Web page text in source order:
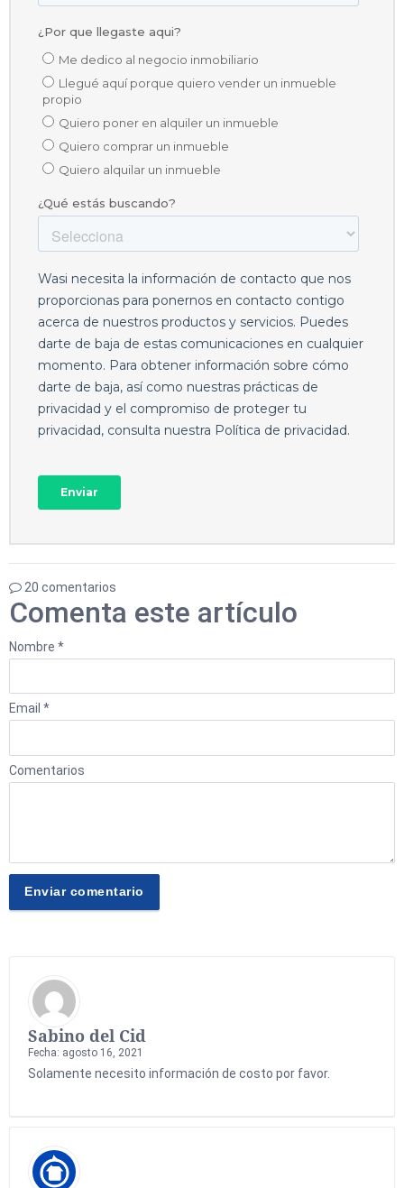
20 comentarios
Comenta este artículo
Nombre *
Email *
Comentarios
Sabino del Cid
Fecha: agosto 16, 2021
Solamente necesito información de costo por favor.